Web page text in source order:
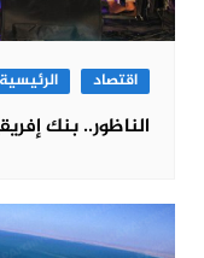
اقتصاد الرئيسية
الناظور.. بنك